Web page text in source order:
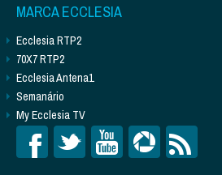
MARCA ECCLESIA
Ecclesia RTP2
70X7 RTP2
Ecclesia Antena1
Semanário
My Ecclesia TV